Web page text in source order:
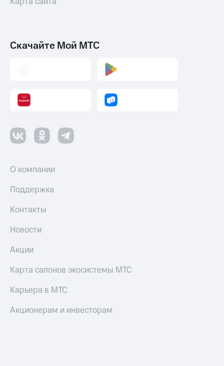
Скачайте Мой МТС
О компании
Поддержка
Контакты
Новости
Акции
Карта салонов экосистемы МТС
Карьера в МТС
Акционерам и инвесторам